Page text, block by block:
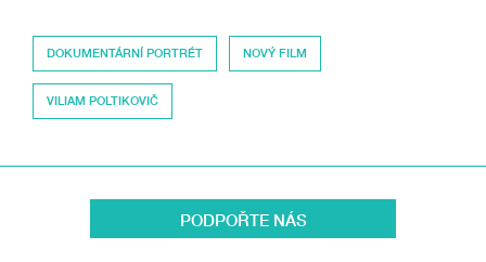
DOKUMENTÁRNÍ PORTRÉT NOVÝ FILM
VILIAM POLTIKOVIČ
PODPOŘTE NÁS